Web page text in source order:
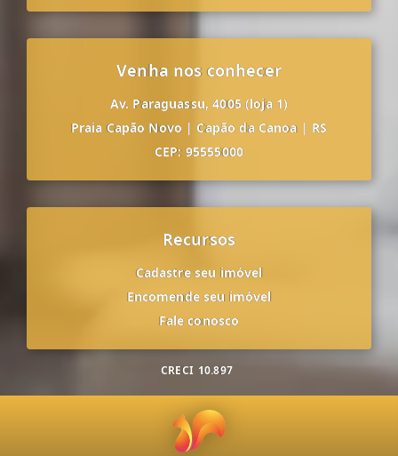
Venha nos conhecer
Av. Paraguassu, 4005 (loja 1)
Praia Capão Novo | Capão da Canoa | RS
CEP: 95555000
Recursos
Cadastre seu imóvel
Encomende seu imóvel
Fale conosco
CRECI 10.897